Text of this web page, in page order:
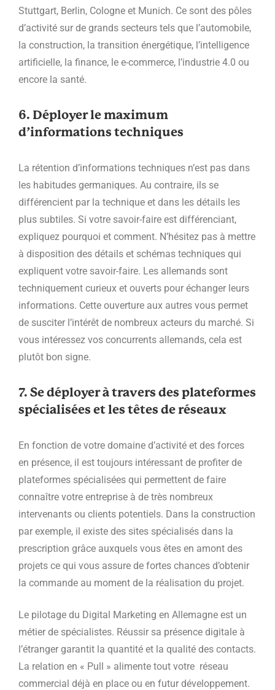
Stuttgart, Berlin, Cologne et Munich. Ce sont des pôles
d’activité sur de grands secteurs tels que l’automobile,
la construction, la transition énergétique, l’intelligence
artificielle, la finance, le e-commerce, l’industrie 4.0 ou
encore la santé.
6. Déployer le maximum
d’informations techniques
La rétention d’informations techniques n’est pas dans
les habitudes germaniques. Au contraire, ils se
différencient par la technique et dans les détails les
plus subtiles. Si votre savoir-faire est différenciant,
expliquez pourquoi et comment. N’hésitez pas à mettre
à disposition des détails et schémas techniques qui
expliquent votre savoir-faire. Les allemands sont
techniquement curieux et ouverts pour échanger leurs
informations. Cette ouverture aux autres vous permet
de susciter l’intérêt de nombreux acteurs du marché. Si
vous intéressez vos concurrents allemands, cela est
plutôt bon signe.
7. Se déployer à travers des plateformes
spécialisées et les têtes de réseaux
En fonction de votre domaine d’activité et des forces
en présence, il est toujours intéressant de profiter de
plateformes spécialisées qui permettent de faire
connaître votre entreprise à de très nombreux
intervenants ou clients potentiels. Dans la construction
par exemple, il existe des sites spécialisés dans la
prescription grâce auxquels vous êtes en amont des
projets ce qui vous assure de fortes chances d’obtenir
la commande au moment de la réalisation du projet.
Le pilotage du Digital Marketing en Allemagne est un
métier de spécialistes. Réussir sa présence digitale à
l’étranger garantit la quantité et la qualité des contacts.
La relation en « Pull » alimente tout votre réseau
commercial déjà en place ou en futur développement.